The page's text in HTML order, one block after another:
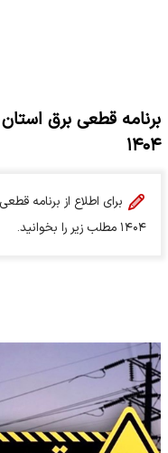
۱۴۰۴
۱۴۰۴ مطلب زیر را بخوانید.